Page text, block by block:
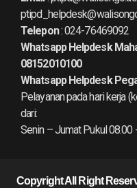
Telepon: 024-76469092
Whatsapp Helpdesk
08152010100
Whatsapp Helpdesk
Pelayanan pada hari kerja
dari:
Senin – Jumat Pukul 08.00
Copyright All Right